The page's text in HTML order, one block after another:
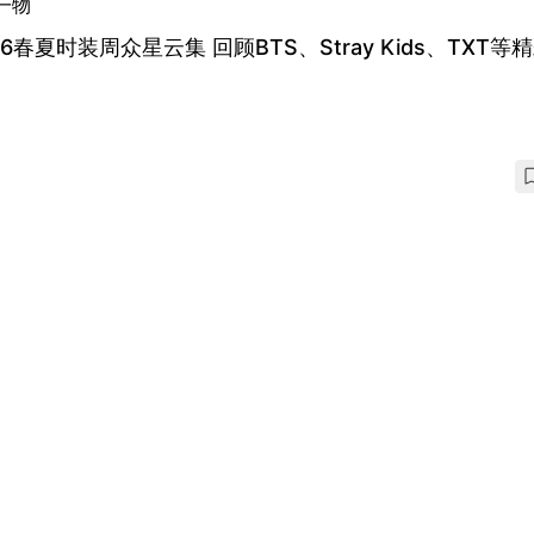
春夏时装周众星云集 回顾BTS、Stray Kids、TXT等